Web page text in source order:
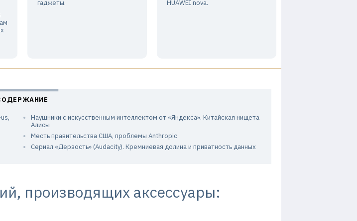
гаджеты.
HUAWEI nova.
Наушники с искусственным интеллектом от «Яндекса». Китайская нищета
Алисы
Месть правительства США, проблемы Anthropic
Сериал «Дерзость» (Audacity). Кремниевая долина и приватность данных
производящих аксессуары: